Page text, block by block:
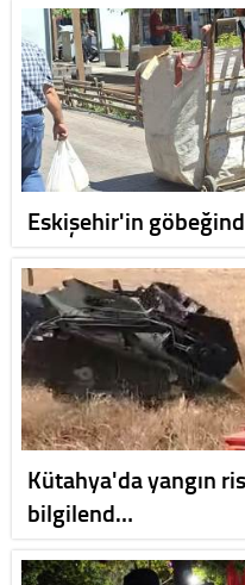
Eskişehir'in
Kütahya'da yangın
bilgilend…